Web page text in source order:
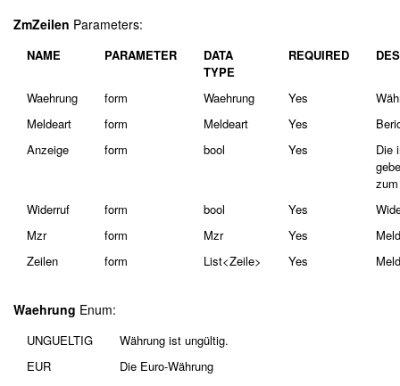
ZmZeilen Parameters:
NAME PARAMETER
DATA
TYPE
REQUIRED
Waehrung form Waehrung Yes
Meldeart
form Meldeart Yes
Anzeige
form bool Yes
Die
Widerruf
form bool Yes
Mzr
form Mzr Yes
Zeilen
form List<Zeile> Yes
Waehrung Enum:
UNGUELTIG
Währung ist ungültig.
EUR
Die Euro-Währung